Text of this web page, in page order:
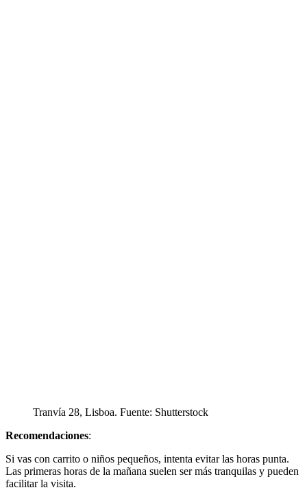
Tranvía 28, Lisboa. Fuente: Shutterstock
Recomendaciones:
Si vas con carrito o niños pequeños, intenta evitar las horas punta.
Las primeras horas de la mañana suelen ser más tranquilas y pueden
facilitar la visita.